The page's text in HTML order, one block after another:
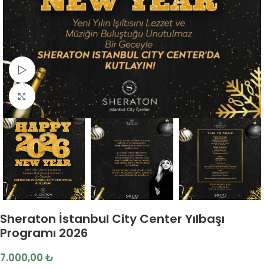
Video İzle
Fotoğrafı Büyüt
Sheraton İstanbul City Center Yılbaşı
Programı 2026
7.000,00 ₺